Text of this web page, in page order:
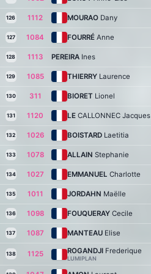
126 1112 MOURAO Dany
127 1084 FOURRÉ Anne
128 1113 PEREIRA Ines
129 1085 THIERRY Laurence
130 311 BIORET Lionel
131 1120 LE CALLONNEC Jacques
132 1026 BOISTARD Laetitia
133 1078 ALLAIN Stephanie
134 1027 EMMANUEL Charlotte
135 1011 JORDAHN Maëlle
136 1098 FOUQUERAY Cecile
137 1087 MANTEAU Elise
138 1125 ROGANDJI Frederique
LUMIPLAN